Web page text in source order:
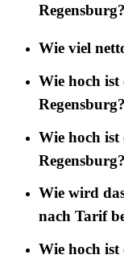
Regensburg?
Wie viel
Wie hoch ist
Regensburg?
Wie hoch
Regensburg?
Wie wird
nach Tarif
Wie hoch ist